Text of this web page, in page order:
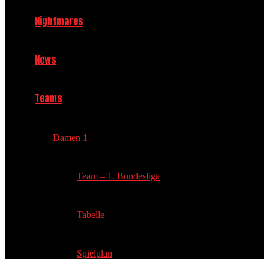
Nightmares
News
Teams
Damen 1
Team – 1. Bundesliga
Tabelle
Spielplan